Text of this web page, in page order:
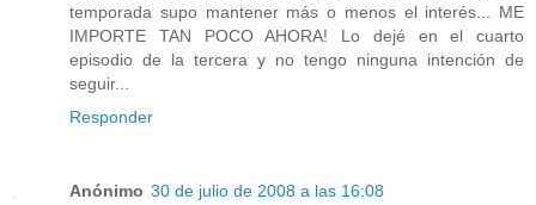
temporada supo mantener más o menos el interés... ME
IMPORTE TAN POCO AHORA! Lo dejé en el cuarto
episodio de la tercera y no tengo ninguna intención de
seguir...
Responder
Anónimo 30 de julio de 2008 a las 16:08